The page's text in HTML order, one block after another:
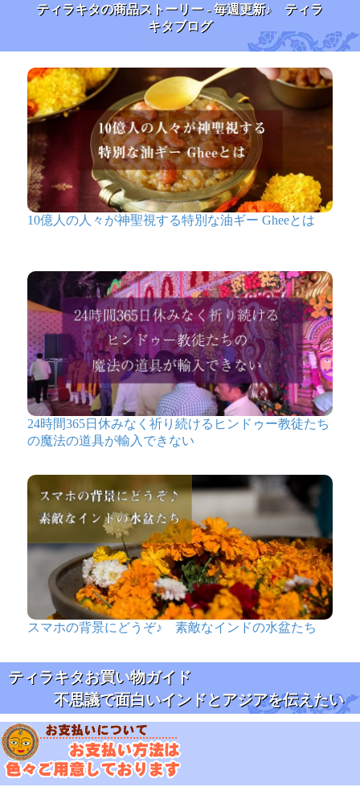
ティラキタの商品ストーリー - 毎週更新♪ ティラ
キタブログ
10億人の人々が神聖視する特別な油ギー Gheeとは
24時間365日休みなく祈り続けるヒンドゥー教徒たち
の魔法の道具が輸入できない
スマホの背景にどうぞ♪ 素敵なインドの水盆たち
ティラキタお買い物ガイド
不思議で面白いインドとアジアを伝えたい